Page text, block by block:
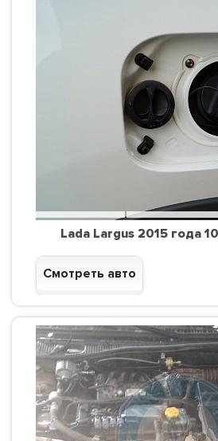
Lada Largus 2015 года
Смотреть авто